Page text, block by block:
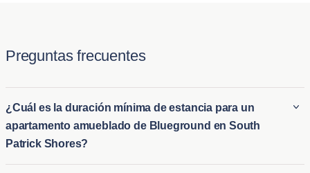
Preguntas frecuentes
¿Cuál es la duración mínima de estancia para un
apartamento amueblado de Blueground en South
Patrick Shores?